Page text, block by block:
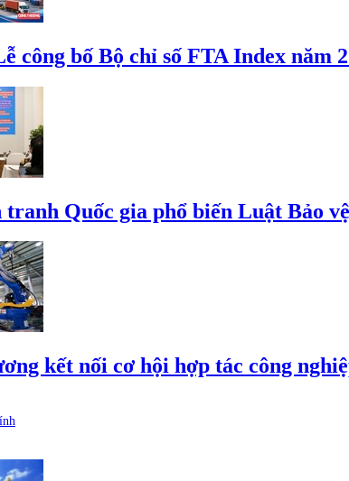
công bố Bộ chỉ số FTA Index năm
tranh Quốc gia phổ biến Luật Bảo
kết nối cơ hội hợp tác công